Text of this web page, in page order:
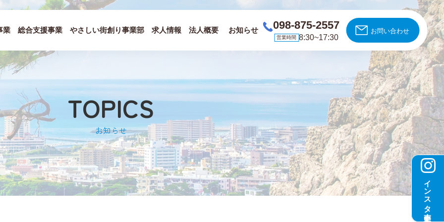
098-875-2557
営業時間 8:30~17:30
業 総合支援事業 やさしい街創り事業部 求人情報 法人概要 お知らせ お問い合わせ
インスタ更新中！
TOPICS
お知らせ